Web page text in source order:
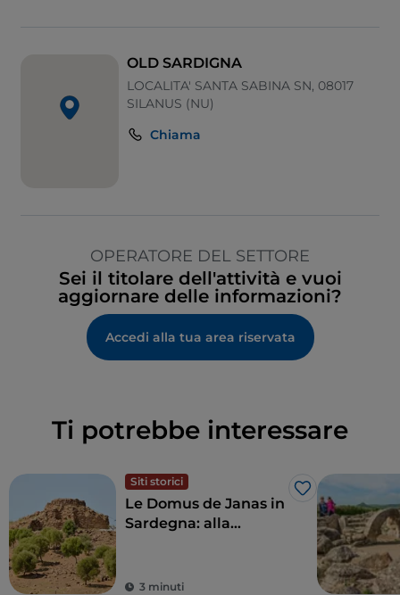
OLD SARDIGNA
LOCALITA' SANTA SABINA SN, 08017
SILANUS (NU)
Chiama
OPERATORE DEL SETTORE
Sei il titolare dell'attività e vuoi
aggiornare delle informazioni?
Accedi alla tua area riservata
Ti potrebbe interessare
Siti storici
Like
Le Domus de Janas in
Sardegna: alla
3 minuti